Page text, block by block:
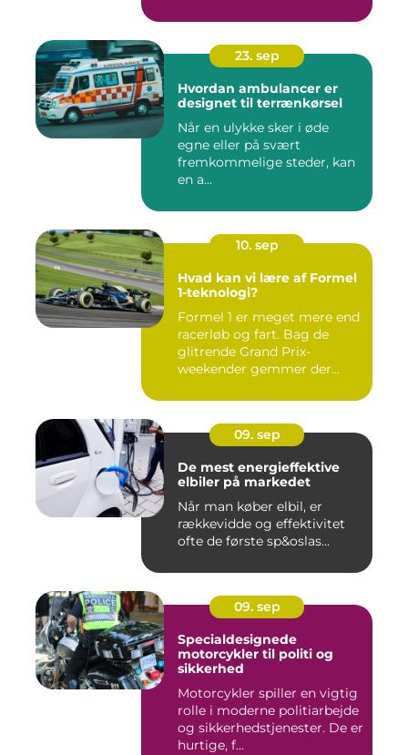
23. sep
Hvordan ambulancer er
designet til terrænkørsel
Når en ulykke sker i øde
egne eller på svært
fremkommelige steder, kan
en a...
10. sep
Hvad kan vi lære af Formel
1-teknologi?
Formel 1 er meget mere end
racerløb og fart. Bag de
glitrende Grand Prix-
weekender gemmer der...
09. sep
De mest energieffektive
elbiler på markedet
Når man køber elbil, er
rækkevidde og effektivitet
ofte de første sp&oslas...
09. sep
Specialdesignede
motorcykler til politi og
sikkerhed
Motorcykler spiller en vigtig
rolle i moderne politiarbejde
og sikkerhedstjenester. De er
hurtige, f...